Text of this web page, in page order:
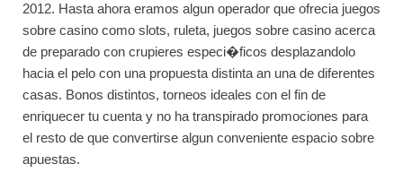
2012. Hasta ahora eramos algun operador que ofrecia juegos
sobre casino como slots, ruleta, juegos sobre casino acerca
de preparado con crupieres especi�ficos desplazandolo
hacia el pelo con una propuesta distinta an una de diferentes
casas. Bonos distintos, torneos ideales con el fin de
enriquecer tu cuenta y no ha transpirado promociones para
el resto de que convertirse algun conveniente espacio sobre
apuestas.